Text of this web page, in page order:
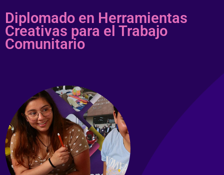
Diplomado en Herramientas
Creativas para el Trabajo
Comunitario